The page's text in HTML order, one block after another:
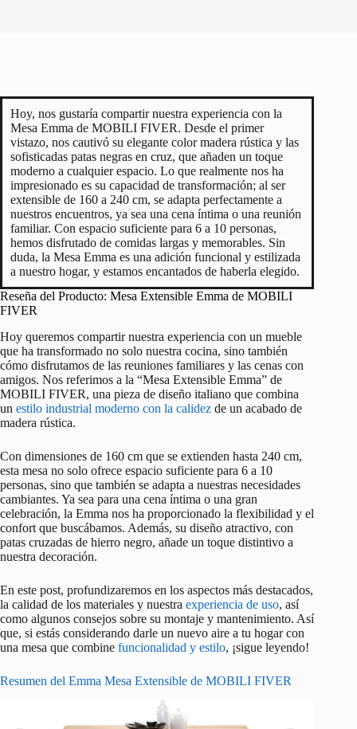
Hoy, nos gustaría compartir nuestra experiencia con la
Mesa Emma de MOBILI FIVER. Desde el primer
vistazo, nos cautivó su elegante color madera rústica y las
sofisticadas patas negras en cruz, que añaden un toque
moderno a cualquier espacio. Lo que realmente nos ha
impresionado es su capacidad de transformación; al ser
extensible de 160 a 240 cm, se adapta perfectamente a
nuestros encuentros, ya sea una cena íntima o una reunión
familiar. Con espacio suficiente para 6 a 10 personas,
hemos disfrutado de comidas largas y memorables. Sin
duda, la Mesa Emma es una adición funcional y estilizada
a nuestro hogar, y estamos encantados de haberla elegido.
Reseña del Producto: Mesa Extensible Emma de MOBILI
FIVER
Hoy queremos compartir nuestra experiencia con un mueble
que ha transformado no solo nuestra cocina, sino también
cómo disfrutamos de las reuniones familiares y las cenas con
amigos. Nos referimos a la “Mesa Extensible Emma” de
MOBILI FIVER, una pieza de diseño italiano que combina
un estilo industrial moderno con la calidez de un acabado de
madera rústica.
Con dimensiones de 160 cm que se extienden hasta 240 cm,
esta mesa no solo ofrece espacio suficiente para 6 a 10
personas, sino que también se adapta a nuestras necesidades
cambiantes. Ya sea para una cena íntima o una gran
celebración, la Emma nos ha proporcionado la flexibilidad y el
confort que buscábamos. Además, su diseño atractivo, con
patas cruzadas de hierro negro, añade un toque distintivo a
nuestra decoración.
En este post, profundizaremos en los aspectos más destacados,
la calidad de los materiales y nuestra experiencia de uso, así
como algunos consejos sobre su montaje y mantenimiento. Así
que, si estás considerando darle un nuevo aire a tu hogar con
una mesa que combine funcionalidad y estilo, ¡sigue leyendo!
Resumen del Emma Mesa Extensible de MOBILI FIVER